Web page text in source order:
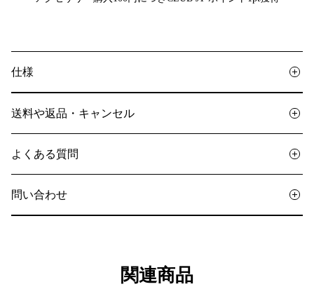
仕様
送料や返品・キャンセル
よくある質問
問い合わせ
関連商品